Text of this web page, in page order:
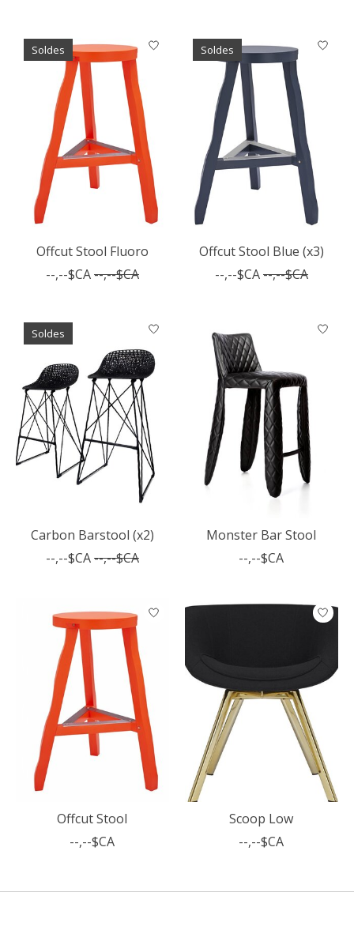
Soldes
Offcut Stool Fluoro
--,--$CA--,--$CA
Soldes
Offcut Stool Blue (x3)
--,--$CA--,--$CA
Soldes
Carbon Barstool (x2)
--,--$CA--,--$CA
Monster Bar Stool
--,--$CA
Offcut Stool
--,--$CA
Scoop Low
--,--$CA